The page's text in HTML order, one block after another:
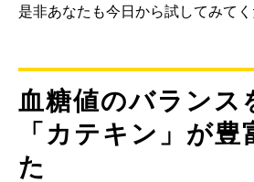
是非あなたも今日から試してみてく
血糖値のバランス
「カテキン」が
た